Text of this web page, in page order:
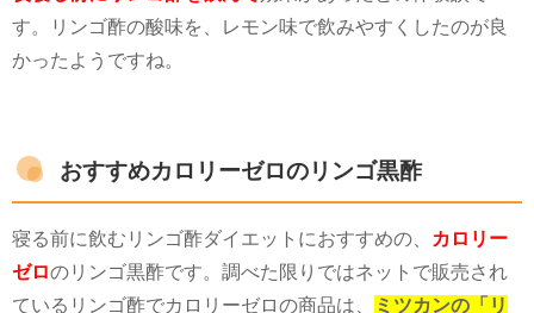
寝る前に飲むリンゴ酢ダイエットにおすすめの、
ゼロのリンゴ黒酢です。調べた限りではネットで販売され
ているリンゴ酢でカロリーゼロの商品は、ミツカンの「リ
ンゴ黒酢 カロリーゼロ」の1種類だけでした。